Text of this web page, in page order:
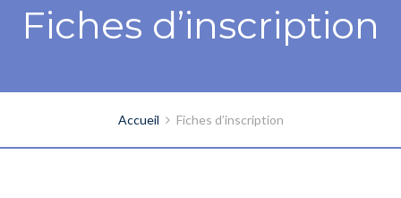
Fiches d’inscription
Accueil Fiches d’inscription